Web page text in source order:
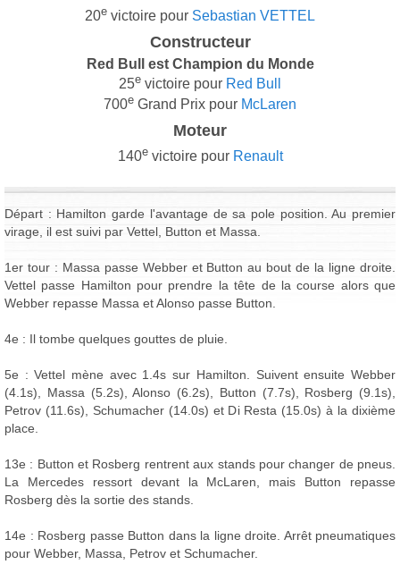
20e victoire pour Sebastian VETTEL
Constructeur
Red Bull est Champion du Monde
25e victoire pour Red Bull
700e Grand Prix pour McLaren
Moteur
140evictoire pour Renault
Départ : Hamilton garde l'avantage de sa pole position. Au premier
virage, il est suivi par Vettel, Button et Massa.
1er tour : Massa passe Webber et Button au bout de la ligne droite.
Vettel passe Hamilton pour prendre la tête de la course alors que
Webber repasse Massa et Alonso passe Button.
4e : Il tombe quelques gouttes de pluie.
5e : Vettel mène avec 1.4s sur Hamilton. Suivent ensuite Webber
(4.1s), Massa (5.2s), Alonso (6.2s), Button (7.7s), Rosberg (9.1s),
Petrov (11.6s), Schumacher (14.0s) et Di Resta (15.0s) à la dixième
place.
13e : Button et Rosberg rentrent aux stands pour changer de pneus.
La Mercedes ressort devant la McLaren, mais Button repasse
Rosberg dès la sortie des stands.
14e : Rosberg passe Button dans la ligne droite. Arrêt pneumatiques
pour Webber, Massa, Petrov et Schumacher.